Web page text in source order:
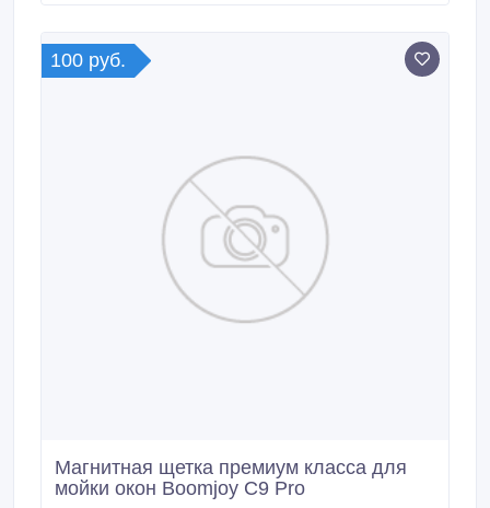
печи, инверторные микроволновые печи, вытяжки,
пылесосы, роботы-пылесосы.
100 руб.
Магнитная щетка премиум класса для
мойки окон Boomjoy C9 Pro